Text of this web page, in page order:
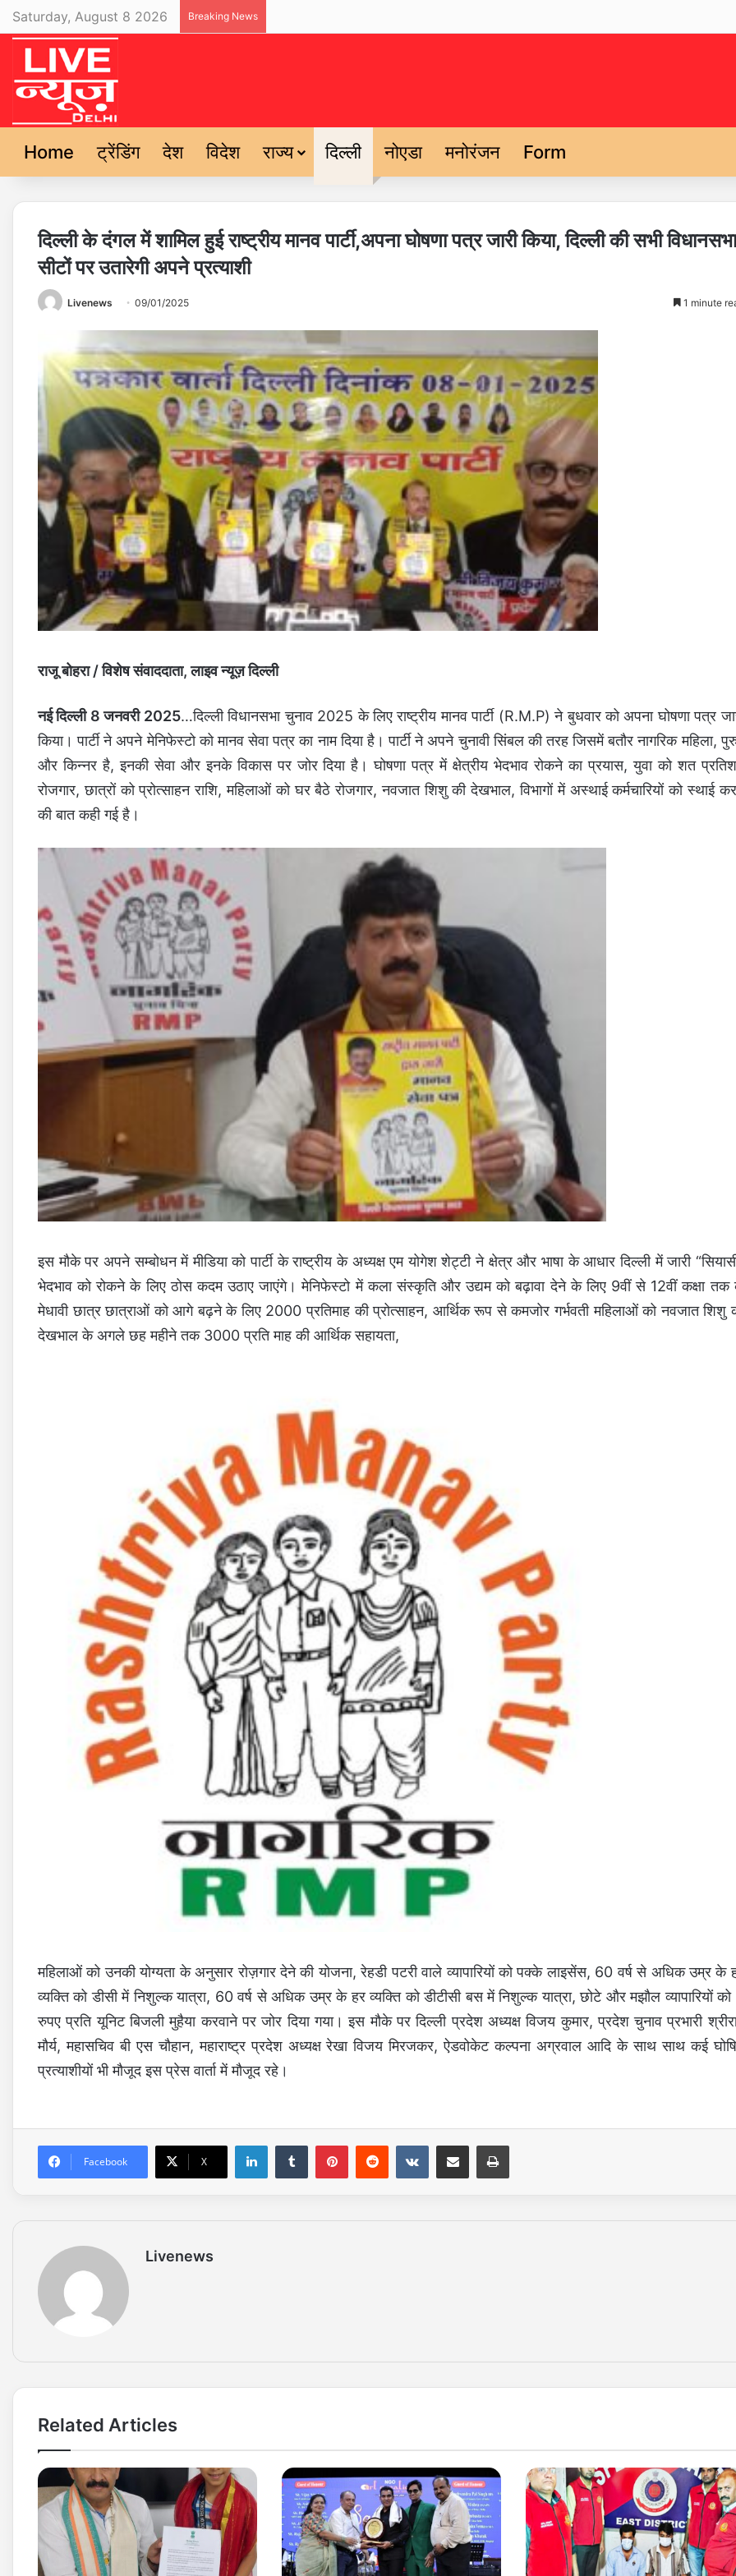
Saturday, August 8 2026 Breaking News
Home ट्रेंडिंग देश विदेश राज्य दिल्ली नोएडा मनोरंजन Form
दिल्ली के दंगल में शामिल हुई राष्ट्रीय मानव पार्टी,अपना घोषणा पत्र जारी किया, दिल्ली की सभी विधानसभा
सीटों पर उतारेगी अपने प्रत्याशी
Livenews 09/01/2025 1 minute
राजू बोहरा / विशेष संवाददाता, लाइव न्यूज़ दिल्ली
नई दिल्ली 8 जनवरी 2025…दिल्ली विधानसभा चुनाव 2025 के लिए राष्ट्रीय मानव पार्टी (R.M.P) ने बुधवार को अपना घोषणा पत्र
किया। पार्टी ने अपने मेनिफेस्टो को मानव सेवा पत्र का नाम दिया है। पार्टी ने अपने चुनावी सिंबल की तरह जिसमें बतौर नागरिक महिला,
और किन्नर है, इनकी सेवा और इनके विकास पर जोर दिया है। घोषणा पत्र में क्षेत्रीय भेदभाव रोकने का प्रयास, युवा को शत
रोजगार, छात्रों को प्रोत्साहन राशि, महिलाओं को घर बैठे रोजगार, नवजात शिशु की देखभाल, विभागों में अस्थाई कर्मचारियों को स्थाई
की बात कही गई है।
इस मौके पर अपने सम्बोधन में मीडिया को पार्टी के राष्ट्रीय के अध्यक्ष एम योगेश शेट्टी ने क्षेत्र और भाषा के आधार दिल्ली में जारी
भेदभाव को रोकने के लिए ठोस कदम उठाए जाएंगे। मेनिफेस्टो में कला संस्कृति और उद्यम को बढ़ावा देने के लिए 9वीं से 12वीं कक्षा
मेधावी छात्र छात्राओं को आगे बढ़ने के लिए 2000 प्रतिमाह की प्रोत्साहन, आर्थिक रूप से कमजोर गर्भवती महिलाओं को नवजात शिशु
देखभाल के अगले छह महीने तक 3000 प्रति माह की आर्थिक सहायता,
महिलाओं को उनकी योग्यता के अनुसार रोज़गार देने की योजना, रेहडी पटरी वाले व्यापारियों को पक्के लाइसेंस, 60 वर्ष से अधिक उम्र के
व्यक्ति को डीसी में निशुल्क यात्रा, 60 वर्ष से अधिक उम्र के हर व्यक्ति को डीटीसी बस में निशुल्क यात्रा, छोटे और मझौल व्यापारियों
रुपए प्रति यूनिट बिजली मुहैया करवाने पर जोर दिया गया। इस मौके पर दिल्ली प्रदेश अध्यक्ष विजय कुमार, प्रदेश चुनाव प्रभारी
मौर्य, महासचिव बी एस चौहान, महाराष्ट्र प्रदेश अध्यक्ष रेखा विजय मिरजकर, ऐडवोकेट कल्पना अग्रवाल आदि के साथ साथ कई
प्रत्याशीयों भी मौजूद इस प्रेस वार्ता में मौजूद रहे।
Facebook X
Livenews
Related Articles